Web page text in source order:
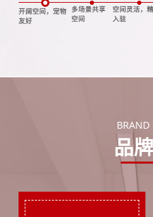
开阔空间，宠物
友好
多场景共享
空间
空间灵活，
入驻
BRAND
品